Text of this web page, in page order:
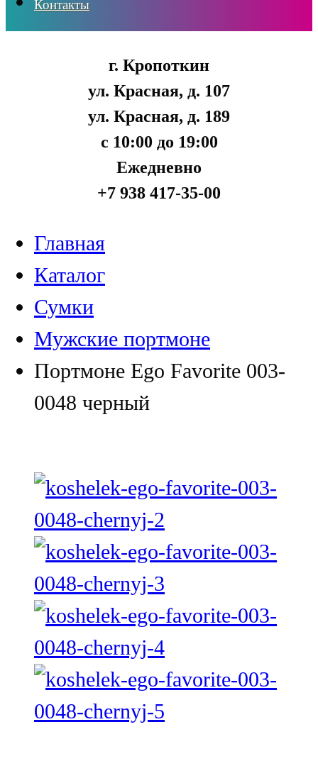
Контакты
г. Кропоткин
ул. Красная, д. 107
ул. Красная, д. 189
с 10:00 до 19:00
Ежедневно
+7 938 417-35-00
Главная
Каталог
Сумки
Мужские портмоне
Портмоне Ego Favorite 003-
0048 черный